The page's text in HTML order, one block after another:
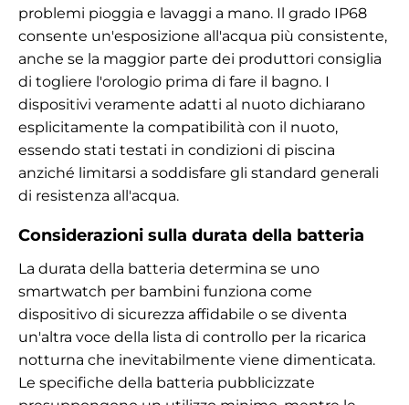
problemi pioggia e lavaggi a mano. Il grado IP68
consente un'esposizione all'acqua più consistente,
anche se la maggior parte dei produttori consiglia
di togliere l'orologio prima di fare il bagno. I
dispositivi veramente adatti al nuoto dichiarano
esplicitamente la compatibilità con il nuoto,
essendo stati testati in condizioni di piscina
anziché limitarsi a soddisfare gli standard generali
di resistenza all'acqua.
Considerazioni sulla durata della batteria
La durata della batteria determina se uno
smartwatch per bambini funziona come
dispositivo di sicurezza affidabile o se diventa
un'altra voce della lista di controllo per la ricarica
notturna che inevitabilmente viene dimenticata.
Le specifiche della batteria pubblicizzate